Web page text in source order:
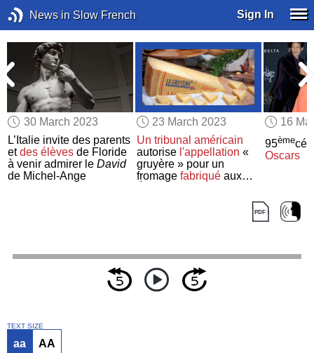
News in Slow French Sign In
30 March 2023
L’Italie invite des parents
etdes élèves de Floride
à venir admirer leDavid
de Michel-Ange
23 March 2023
Un tribunal américain
autorise l'appellation «
gruyère » pour un
fromage fabriquéaux
16
95ème
Oscars
TEXT SIZE
aa AA